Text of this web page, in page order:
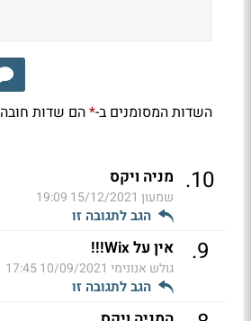
השדות המסומנים ב-*הם שדות חובה
10
. מניה ויקס
שמעון 15/12/2021 19:09
הגב לתגובה זו
9
. אין על Wix!!!
גולש אנונימי 10/09/2021 17:45
הגב לתגובה זו